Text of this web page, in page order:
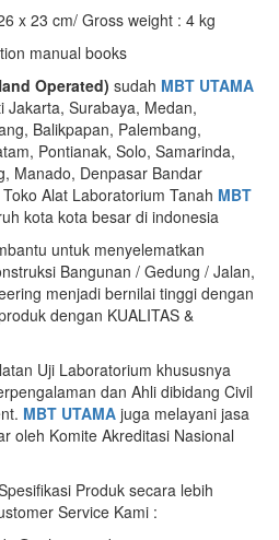
x 23 cm/ Gross weight : 4 kg
manual books
Operated) sudah MBT UTAMA
Jakarta, Surabaya, Medan,
Balikpapan, Palembang,
Pontianak, Solo, Samarinda,
Manado, Denpasar Bandar
Alat Laboratorium Tanah MBT
kota kota besar di indonesia
untuk menyelematkan
Bangunan / Gedung / Jalan,
menjadi bernilai tinggi dengan
dengan KUALITAS &
Uji Laboratorium khususnya
dan Ahli dibidang Civil
MBT UTAMA juga melayani jasa
oleh Komite Akreditasi Nasional
Produk secara lebih
Service Kami :